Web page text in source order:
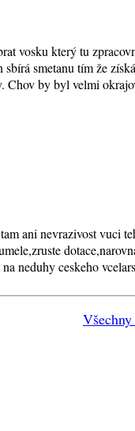
vosku který tu
smetanu tím že
Chov by byl velmi
ani nevrazivost vuci
neduhy ceskeho